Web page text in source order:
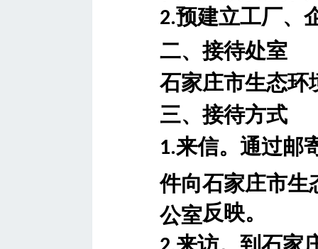
2.预建立工厂、
二、接待处室
石家庄市生态环
三、接待方式
1.来信。通过邮
件向石家庄市生
公室反映。